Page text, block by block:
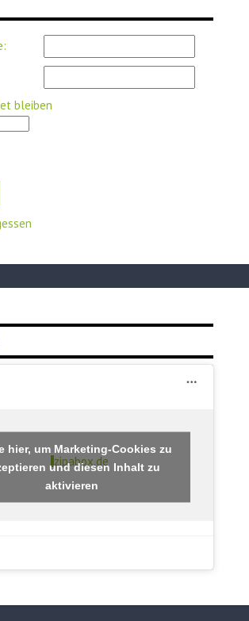
bleiben
zipabox.de
hier, um Marketing-Cookies zu
und diesen Inhalt zu
aktivieren